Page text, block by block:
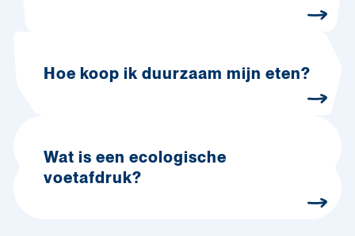
Hoe koop ik duurzaam mijn eten?
Wat is een ecologische
voetafdruk?